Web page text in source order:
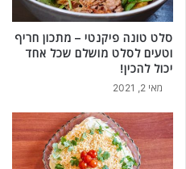
סלט טונה פיקנטי – מתכון חריף
וטעים לסלט מושלם שכל אחד
יכול להכין!
מאי 2, 2021